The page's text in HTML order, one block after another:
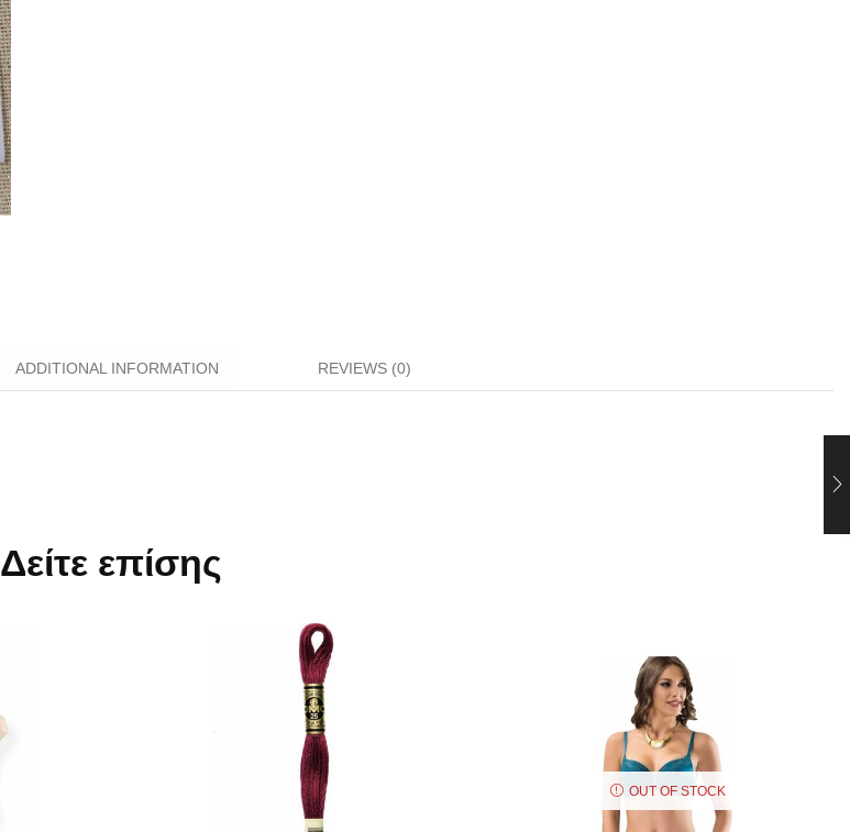
ADDITIONAL INFORMATION REVIEWS (0)
Δείτε επίσης
OUT OF STOCK